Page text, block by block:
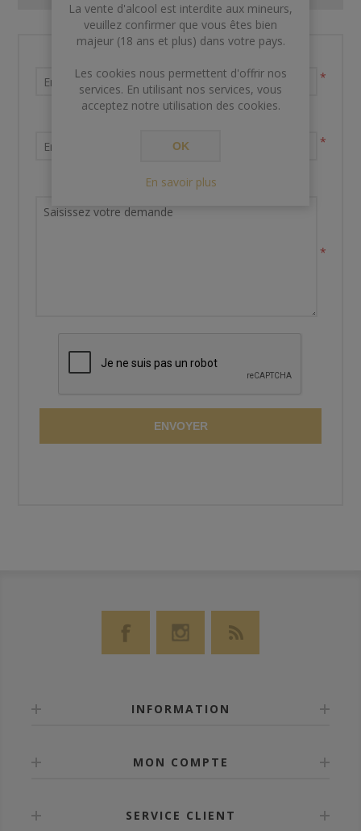
*
*
Demande de renseignements
*
ENVOYER
INFORMATION
MON COMPTE
SERVICE CLIENT
La vente d'alcool est interdite aux mineurs,
veuillez confirmer que vous êtes bien
majeur (18 ans et plus) dans votre pays.
Les cookies nous permettent d'offrir nos
services. En utilisant nos services, vous
acceptez notre utilisation des cookies.
OK
En savoir plus